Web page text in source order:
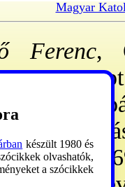
Magyar
Ferenc,
1904.
15:
közben
készült 1980 és
olvashatók,
a szócikkek